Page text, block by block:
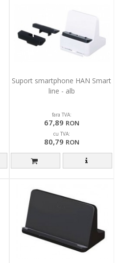
Suport smartphone HAN Smart
line - alb
fara TVA:
67,89 RON
cu TVA:
80,79 RON